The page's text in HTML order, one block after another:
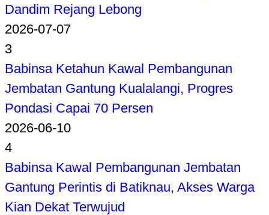
Dandim Rejang Lebong
2026-07-07
3
Babinsa Ketahun Kawal Pembangunan
Jembatan Gantung Kualalangi, Progres
Pondasi Capai 70 Persen
2026-06-10
4
Babinsa Kawal Pembangunan Jembatan
Gantung Perintis di Batiknau, Akses Warga
Kian Dekat Terwujud